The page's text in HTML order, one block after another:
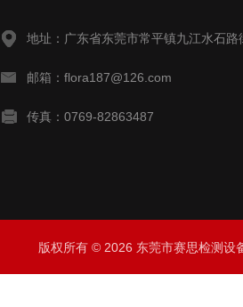
地址：广东省东莞市常平镇九江水石路
邮箱：flora187@126.com
传真：0769-82863487
版权所有 © 2026 东莞市赛思检测